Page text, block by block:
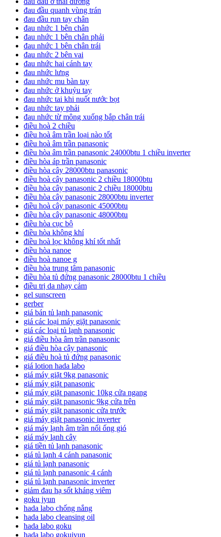
đau đầu quanh vùng trán
đau đầu run tay chân
đau nhức 1 bên chân
đau nhức 1 bên chân phải
đau nhức 1 bên chân trái
đau nhức 2 bên vai
đau nhức hai cánh tay
đau nhức lưng
đau nhức mu bàn tay
đau nhức ở khuỷu tay
đau nhức tai khi nuốt nước bọt
đau nhức tay phải
đau nhức từ mông xuống bắp chân trái
điều hoà 2 chiều
điều hoà âm trần loại nào tốt
điều hoà âm trần panasonic
điều hòa âm trần panasonic 24000btu 1 chiều inverter
điều hòa áp trần panasonic
điều hòa cây 28000btu panasonic
điều hoà cây panasonic 2 chiều 18000btu
điều hòa cây panasonic 2 chiều 18000btu
điều hòa cây panasonic 28000btu inverter
điều hoà cây panasonic 45000btu
điều hòa cây panasonic 48000btu
điều hòa cục bộ
điều hòa không khí
điều hoà lọc không khí tốt nhất
điều hòa nanoe
điều hoà nanoe g
điều hòa trung tâm panasonic
điều hòa tủ đứng panasonic 28000btu 1 chiều
điều trị da nhạy cảm
gel sunscreen
gerber
giá bán tủ lạnh panasonic
giá các loại máy giặt panasonic
giá các loại tủ lạnh panasonic
giá điều hòa âm trần panasonic
giá điều hòa cây panasonic
giá điều hoà tủ đứng panasonic
giá lotion hada labo
giá máy giặt 9kg panasonic
giá máy giặt panasonic
giá máy giặt panasonic 10kg cửa ngang
giá máy giặt panasonic 9kg cửa trên
giá máy giặt panasonic cửa trước
giá máy giặt panasonic inverter
giá máy lạnh âm trần nối ống gió
giá máy lạnh cây
giá tiền tủ lạnh panasonic
giá tủ lạnh 4 cánh panasonic
giá tủ lạnh panasonic
giá tủ lạnh panasonic 4 cánh
giá tủ lạnh panasonic inverter
giảm đau hạ sốt kháng viêm
goku jyun
hada labo chống nắng
hada labo cleansing oil
hada labo goku
hada labo gokujyun